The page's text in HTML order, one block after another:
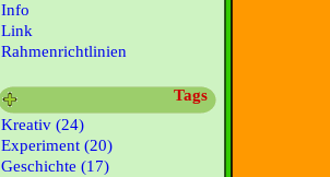
Info
Link
Rahmenrichtlinien
Tags
Kreativ (24)
Experiment (20)
Geschichte (17)